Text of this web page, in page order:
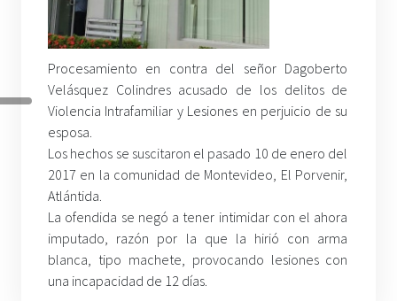
Procesamiento en contra del señor Dagoberto
Velásquez Colindres acusado de los delitos de
Violencia Intrafamiliar y Lesiones en perjuicio de su
esposa.
Los hechos se suscitaron el pasado 10 de enero del
2017 en la comunidad de Montevideo, El Porvenir,
Atlántida.
La ofendida se negó a tener intimidar con el ahora
imputado, razón por la que la hirió con arma
blanca, tipo machete, provocando lesiones con
una incapacidad de 12 días.